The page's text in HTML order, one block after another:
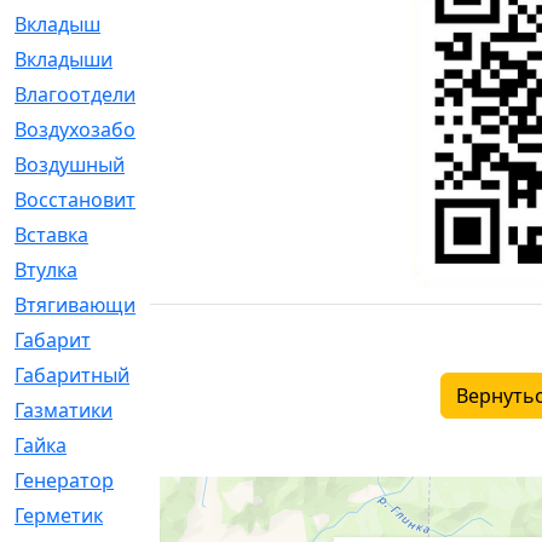
Вкладыш
Вкладыши
Влагоотделитель
Воздухозаборник
Воздушный
Восстановительный
Вставка
Втулка
Втягивающий
[22]
Габарит
Габаритный
Газматики
Гайка
Генератор
[148]
Герметик
[15]